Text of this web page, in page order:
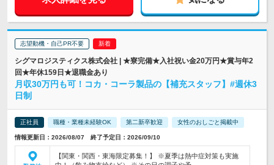
志望動機・自己PR不要
シグマロジスティクス株式会社 | ★寮完備★入社祝い金20万円★賞与年2
回★年休159日★退職金あり
月収30万円も可！コカ・コーラ製品の【補充スタッフ】#週休3
日制
正社員 職種・業種未経験OK 第二新卒歓迎 女性のおしごと掲載中
情報更新日：2026/08/07 終了予定日：2026/09/10
【関東・関西・東海限定募集！】 ※夏季は熱中症対策も実施